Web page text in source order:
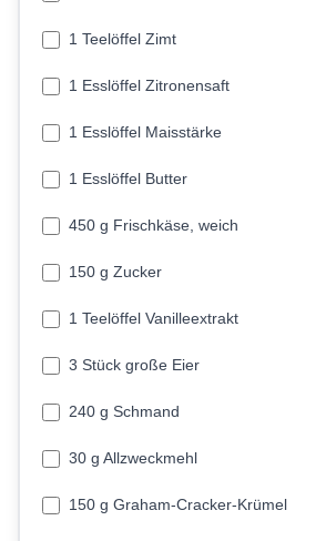
1 Teelöffel Zimt
1 Esslöffel Zitronensaft
1 Esslöffel Maisstärke
1 Esslöffel Butter
450 g Frischkäse, weich
150 g Zucker
1 Teelöffel Vanilleextrakt
3 Stück große Eier
240 g Schmand
30 g Allzweckmehl
150 g Graham-Cracker-Krümel